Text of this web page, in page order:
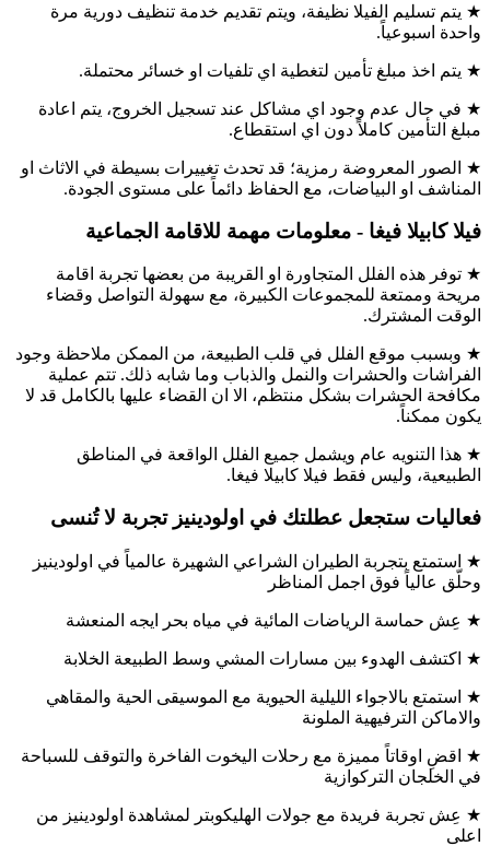
★ يتم تسليم الفيلا نظيفة، ويتم تقديم خدمة تنظيف دورية مرة
واحدة اسبوعياً.
★ يتم اخذ مبلغ تأمين لتغطية اي تلفيات او خسائر محتملة.
★ في حال عدم وجود اي مشاكل عند تسجيل الخروج، يتم اعادة
مبلغ التأمين كاملاً دون اي استقطاع.
★ الصور المعروضة رمزية؛ قد تحدث تغييرات بسيطة في الاثاث او
المناشف او البياضات، مع الحفاظ دائماً على مستوى الجودة.
فيلا كابيلا فيغا - معلومات مهمة للاقامة الجماعية
★ توفر هذه الفلل المتجاورة او القريبة من بعضها تجربة اقامة
مريحة وممتعة للمجموعات الكبيرة، مع سهولة التواصل وقضاء
الوقت المشترك.
★ وبسبب موقع الفلل في قلب الطبيعة، من الممكن ملاحظة وجود
الفراشات والحشرات والنمل والذباب وما شابه ذلك. تتم عملية
مكافحة الحشرات بشكل منتظم، الا ان القضاء عليها بالكامل قد لا
يكون ممكناً.
★ هذا التنويه عام ويشمل جميع الفلل الواقعة في المناطق
الطبيعية، وليس فقط فيلا كابيلا فيغا.
فعاليات ستجعل عطلتك في اولودينيز تجربة لا تُنسى
★ استمتع بتجربة الطيران الشراعي الشهيرة عالمياً في اولودينيز
وحلّق عالياً فوق اجمل المناظر
★ عِش حماسة الرياضات المائية في مياه بحر ايجه المنعشة
★ اكتشف الهدوء بين مسارات المشي وسط الطبيعة الخلابة
★ استمتع بالاجواء الليلية الحيوية مع الموسيقى الحية والمقاهي
والاماكن الترفيهية الملونة
★ اقضِ اوقاتاً مميزة مع رحلات اليخوت الفاخرة والتوقف للسباحة
في الخلجان التركوازية
★ عِش تجربة فريدة مع جولات الهليكوبتر لمشاهدة اولودينيز من
اعلى